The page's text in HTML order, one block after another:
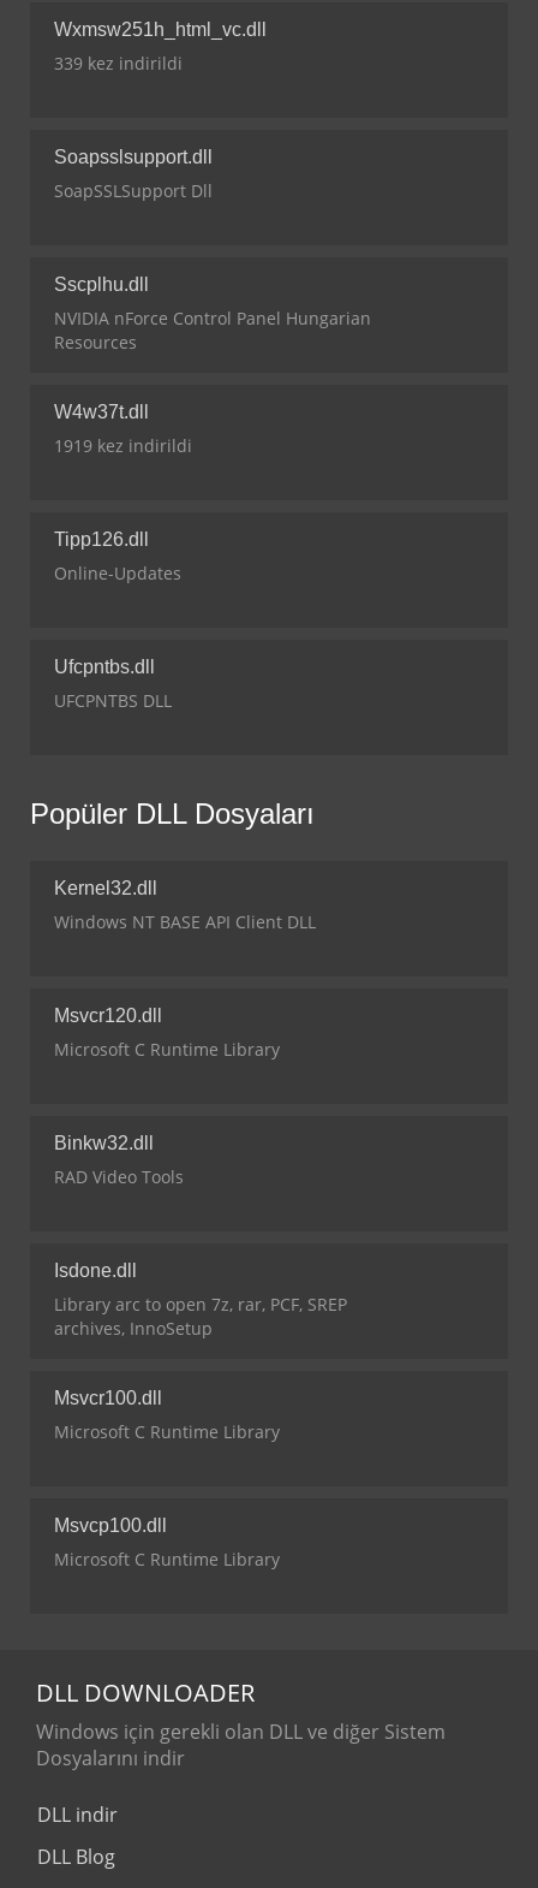
Wxmsw251h_html_vc.dll
339 kez indirildi
Soapsslsupport.dll
SoapSSLSupport Dll
Sscplhu.dll
NVIDIA nForce Control Panel Hungarian
Resources
W4w37t.dll
1919 kez indirildi
Tipp126.dll
Online-Updates
Ufcpntbs.dll
UFCPNTBS DLL
Popüler DLL Dosyaları
Kernel32.dll
Windows NT BASE API Client DLL
Msvcr120.dll
Microsoft C Runtime Library
Binkw32.dll
RAD Video Tools
Isdone.dll
Library arc to open 7z, rar, PCF, SREP
archives, InnoSetup
Msvcr100.dll
Microsoft C Runtime Library
Msvcp100.dll
Microsoft C Runtime Library
DLL DOWNLOADER
Windows için gerekli olan DLL ve diğer Sistem
Dosyalarını indir
DLL indir
DLL Blog